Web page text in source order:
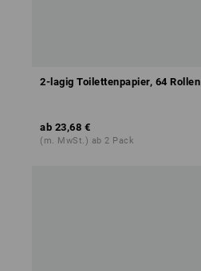
2-lagig Toilettenpapier, 64 Rollen
ab 23,68 €
(m. MwSt.) ab 2 Pack